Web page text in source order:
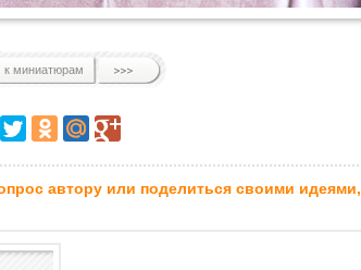
к миниатюрам
автору или поделиться своими идеями,